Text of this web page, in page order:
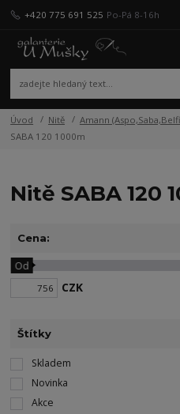
+420 775 691 525 Po-Pá 8-16h
Úvod Nitě Amann
SABA 120 1000m
Nitě SABA 120
Cena:
CZK
Od
Štítky
Skladem
Novinka
Akce